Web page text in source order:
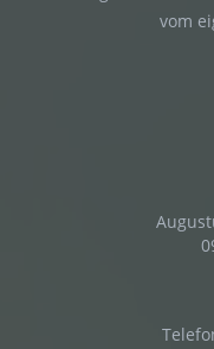
vom